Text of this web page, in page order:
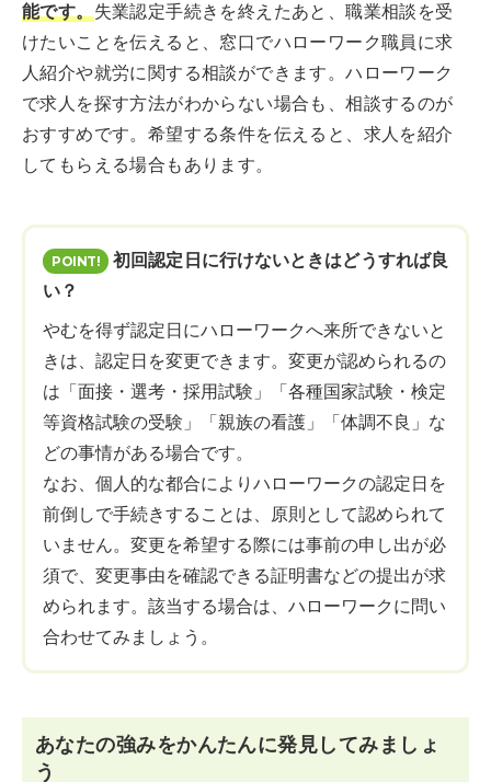
能です。失業認定手続きを終えたあと、職業相談を受
けたいことを伝えると、窓口でハローワーク職員に求
人紹介や就労に関する相談ができます。ハローワーク
で求人を探す方法がわからない場合も、相談するのが
おすすめです。希望する条件を伝えると、求人を紹介
してもらえる場合もあります。
初回認定日に行けないときはどうすれば良
い？
やむを得ず認定日にハローワークへ来所できないと
きは、認定日を変更できます。変更が認められるの
は「面接・選考・採用試験」「各種国家試験・検定
等資格試験の受験」「親族の看護」「体調不良」な
どの事情がある場合です。
なお、個人的な都合によりハローワークの認定日を
前倒しで手続きすることは、原則として認められて
いません。変更を希望する際には事前の申し出が必
須で、変更事由を確認できる証明書などの提出が求
められます。該当する場合は、ハローワークに問い
合わせてみましょう。
あなたの強みをかんたんに発見してみましょ
う